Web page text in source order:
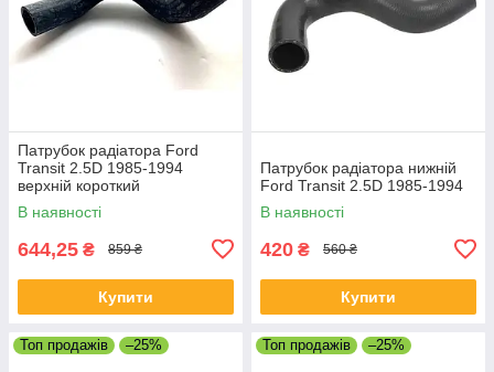
Патрубок радіатора Ford
Transit 2.5D 1985-1994
верхній короткий
В наявності
644,25 ₴ 859 ₴
Купити
Патрубок радіатора нижній
Ford Transit 2.5D 1985-1994
В наявності
420 ₴ 560 ₴
Купити
Топ продажів –25% Топ продажів –25%